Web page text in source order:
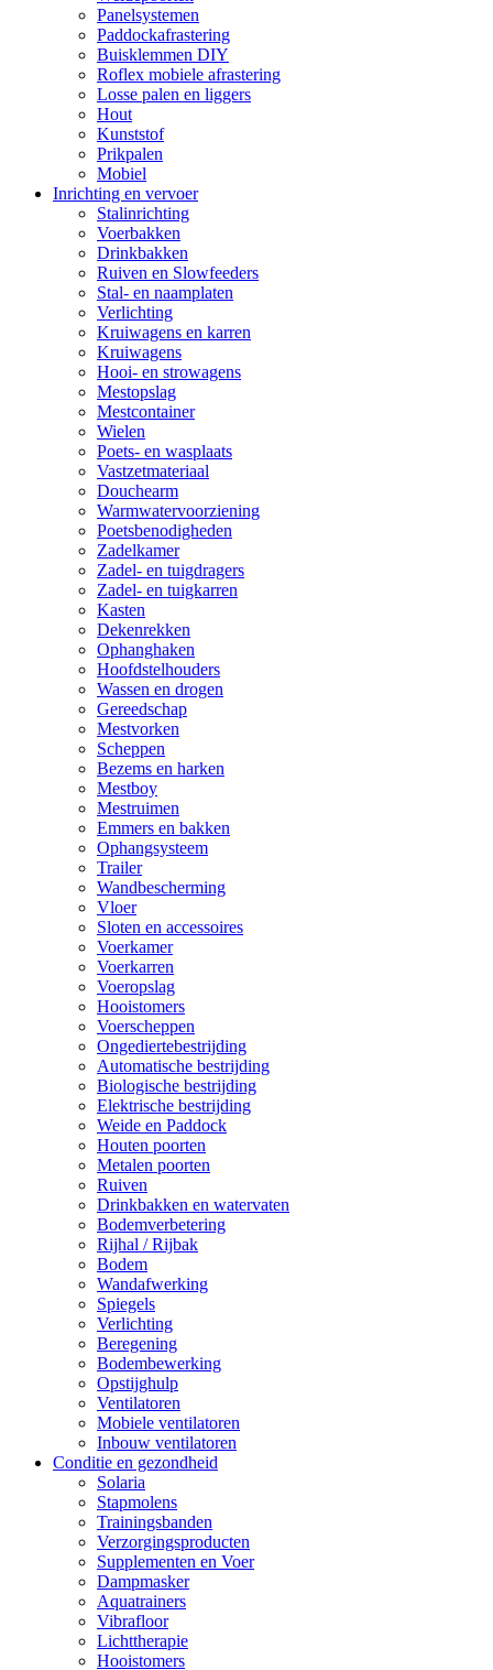
Panelsystemen
Paddockafrastering
Buisklemmen DIY
Roflex mobiele afrastering
Losse palen en liggers
Hout
Kunststof
Prikpalen
Mobiel
Inrichting en vervoer
Stalinrichting
Voerbakken
Drinkbakken
Ruiven en Slowfeeders
Stal- en naamplaten
Verlichting
Kruiwagens en karren
Kruiwagens
Hooi- en strowagens
Mestopslag
Mestcontainer
Wielen
Poets- en wasplaats
Vastzetmateriaal
Douchearm
Warmwatervoorziening
Poetsbenodigheden
Zadelkamer
Zadel- en tuigdragers
Zadel- en tuigkarren
Kasten
Dekenrekken
Ophanghaken
Hoofdstelhouders
Wassen en drogen
Gereedschap
Mestvorken
Scheppen
Bezems en harken
Mestboy
Mestruimen
Emmers en bakken
Ophangsysteem
Trailer
Wandbescherming
Vloer
Sloten en accessoires
Voerkamer
Voerkarren
Voeropslag
Hooistomers
Voerscheppen
Ongediertebestrijding
Automatische bestrijding
Biologische bestrijding
Elektrische bestrijding
Weide en Paddock
Houten poorten
Metalen poorten
Ruiven
Drinkbakken en watervaten
Bodemverbetering
Rijhal / Rijbak
Bodem
Wandafwerking
Spiegels
Verlichting
Beregening
Bodembewerking
Opstijghulp
Ventilatoren
Mobiele ventilatoren
Inbouw ventilatoren
Conditie en gezondheid
Solaria
Stapmolens
Trainingsbanden
Verzorgingsproducten
Supplementen en Voer
Dampmasker
Aquatrainers
Vibrafloor
Lichttherapie
Hooistomers